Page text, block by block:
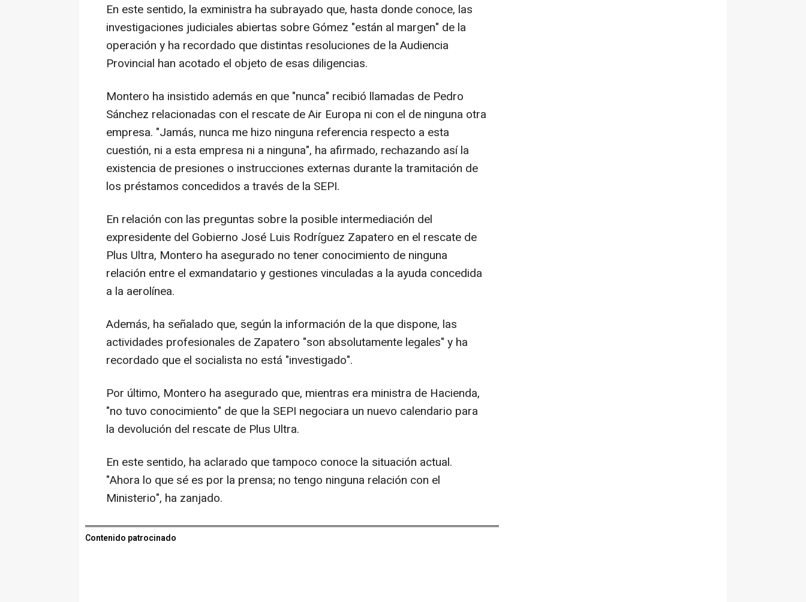
En este sentido, la exministra ha subrayado que, hasta donde conoce, las
investigaciones judiciales abiertas sobre Gómez "están al margen" de la
operación y ha recordado que distintas resoluciones de la Audiencia
Provincial han acotado el objeto de esas diligencias.
Montero ha insistido además en que "nunca" recibió llamadas de Pedro
Sánchez relacionadas con el rescate de Air Europa ni con el de ninguna otra
empresa. "Jamás, nunca me hizo ninguna referencia respecto a esta
cuestión, ni a esta empresa ni a ninguna", ha afirmado, rechazando así la
existencia de presiones o instrucciones externas durante la tramitación de
los préstamos concedidos a través de la SEPI.
En relación con las preguntas sobre la posible intermediación del
expresidente del Gobierno José Luis Rodríguez Zapatero en el rescate de
Plus Ultra, Montero ha asegurado no tener conocimiento de ninguna
relación entre el exmandatario y gestiones vinculadas a la ayuda concedida
a la aerolínea.
Además, ha señalado que, según la información de la que dispone, las
actividades profesionales de Zapatero "son absolutamente legales" y ha
recordado que el socialista no está "investigado".
Por último, Montero ha asegurado que, mientras era ministra de Hacienda,
"no tuvo conocimiento" de que la SEPI negociara un nuevo calendario para
la devolución del rescate de Plus Ultra.
En este sentido, ha aclarado que tampoco conoce la situación actual.
"Ahora lo que sé es por la prensa; no tengo ninguna relación con el
Ministerio", ha zanjado.
Contenido patrocinado